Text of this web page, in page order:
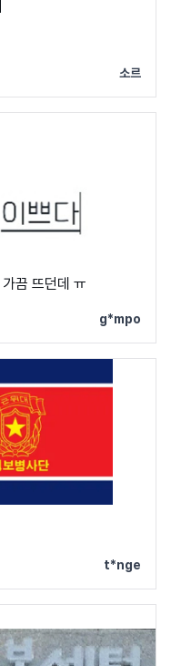
소르
끔 뜨던데 ㅠ
g*mpo
t*nge